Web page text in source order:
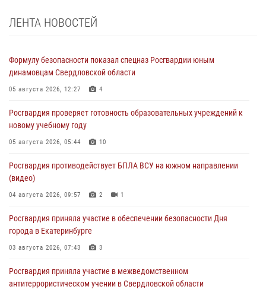
ЛЕНТА НОВОСТЕЙ
Формулу безопасности показал спецназ Росгвардии юным
динамовцам Свердловской области
05 августа 2026, 12:27 4
Росгвардия проверяет готовность образовательных учреждений к
новому учебному году
05 августа 2026, 05:44 10
Росгвардия противодействует БПЛА ВСУ на южном направлении
(видео)
04 августа 2026, 09:57 2 1
Росгвардия приняла участие в обеспечении безопасности Дня
города в Екатеринбурге
03 августа 2026, 07:43 3
Росгвардия приняла участие в межведомственном
антитеррористическом учении в Свердловской области